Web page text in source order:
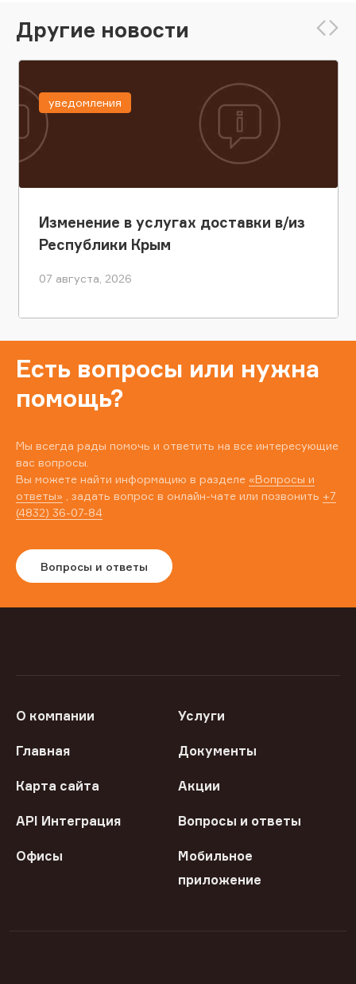
Другие новости
Изменение в услугах доставки в/из
Республики Крым
07 августа, 2026
уведомления
Есть вопросы или нужна
помощь?
Мы всегда рады помочь и ответить на все интересующие
вас вопросы.
Вы можете найти информацию в разделе «Вопросы и
ответы» , задать вопрос в онлайн-чате или позвонить +7
(4832) 36-07-84
Вопросы и ответы
О компании Услуги
Главная Документы
Карта сайта Акции
API Интеграция Вопросы и ответы
Офисы
Мобильное
приложение